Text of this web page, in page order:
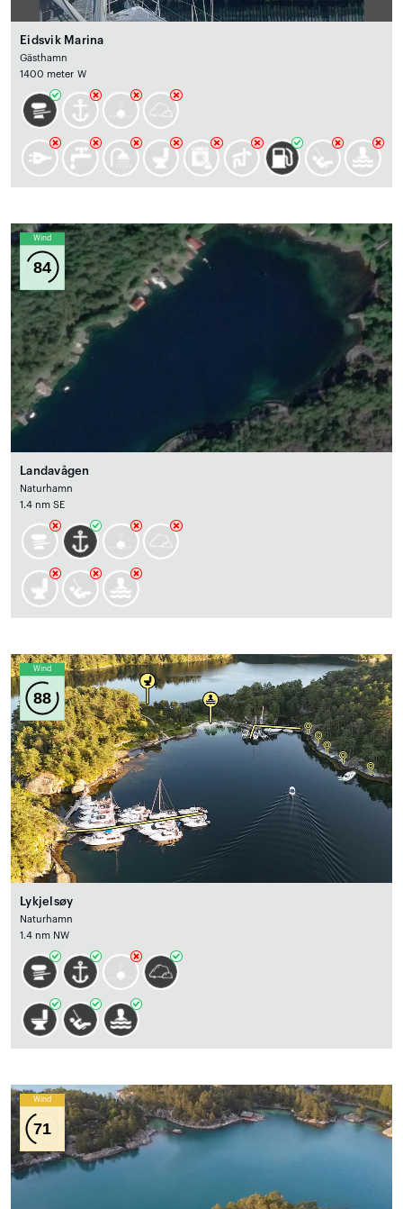
Eidsvik Marina
Gästhamn
1400 meter W
Wind
84
Landavågen
Naturhamn
1.4 nm SE
Wind
88
Lykjelsøy
Naturhamn
1.4 nm NW
Wind
71